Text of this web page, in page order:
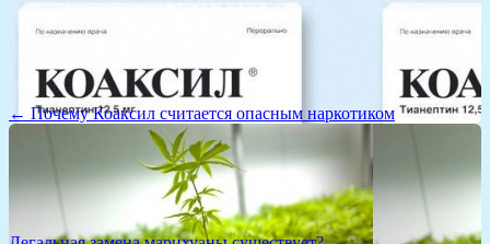
← Почему Коаксил считается опасным наркотиком